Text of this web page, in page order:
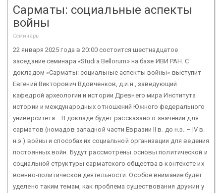
Сарматы: социальные аспекты
войны
Семинары
22 января 2025 года в 20:00 состоится шестнадцатое
заседание семинара «Studia Bellorum» на базе ИВИ РАН. С
докладом «Сарматы: социальные аспекты войны» выступит
Евгений Викторович Вдовченков, д.и.н., заведующий
кафедрой археологии и истории Древнего мира Института
истории и международных отношений Южного федерального
университета. В докладе будет рассказано о значении для
сарматов (номадов западной части Евразии II в. до н.э. – IV в.
н.э.) войны и способах их социальной организации для ведения
постоянных войн. Будут рассмотрены основы политической и
социальной структуры сарматского общества в контексте их
военно-политической деятельности. Особое внимание будет
уделено таким темам, как проблема существования дружин у